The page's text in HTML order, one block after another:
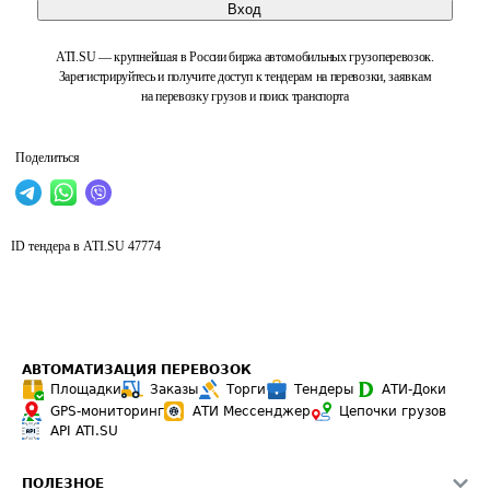
Вход
ATI.SU — крупнейшая в России биржа автомобильных грузоперевозок.
Зарегистрируйтесь и получите доступ к тендерам на перевозки, заявкам
на перевозку грузов и поиск транспорта
Поделиться
ID тендера в ATI.SU 47774
АВТОМАТИЗАЦИЯ ПЕРЕВОЗОК
Площадки
Заказы Торги Тендеры
АТИ-Доки
GPS-мониторинг
АТИ Мессенджер
Цепочки грузов
API ATI.SU
ПОЛЕЗНОЕ